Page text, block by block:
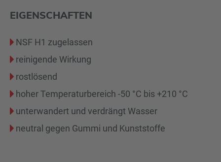
EIGENSCHAFTEN
NSF H1 zugelassen
reinigende Wirkung
rostlösend
hoher Temperaturbereich -50 °C bis +210 °C
unterwandert und verdrängt Wasser
neutral gegen Gummi und Kunststoffe